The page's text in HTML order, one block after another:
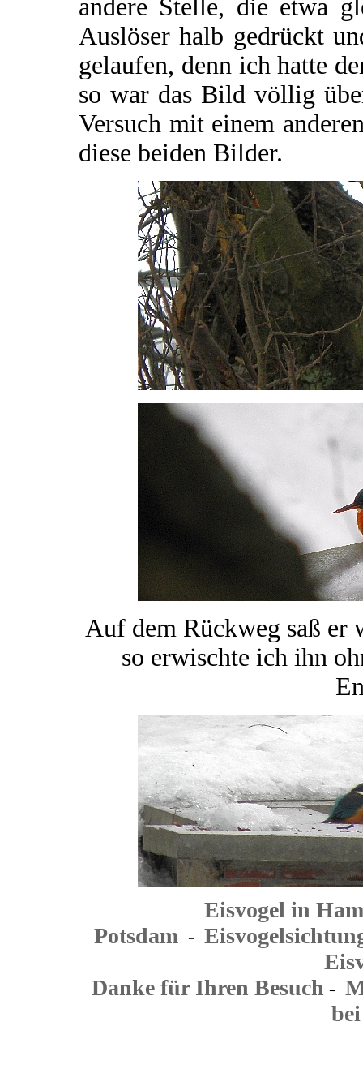
andere Stelle, die etwa
Auslöser halb gedrückt
gelaufen, denn ich hatte
so war das Bild völlig
Versuch mit einem
diese beiden Bilder.
Auf dem Rückweg saß er
so erwischte ich ihn
Eisvogel in
Potsdam -
Danke für Ihren Besuch -